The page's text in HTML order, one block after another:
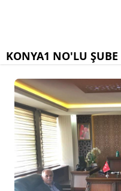
KONYA1 NO'LU ŞUBE